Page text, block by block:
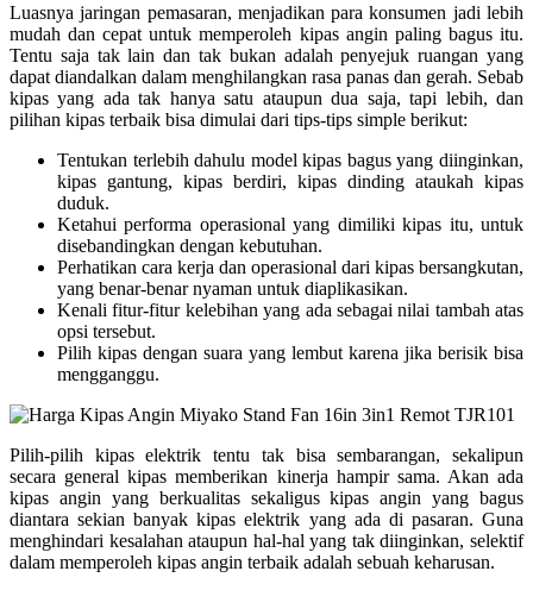
Luasnya jaringan pemasaran, menjadikan para konsumen jadi lebih
mudah dan cepat untuk memperoleh kipas angin paling bagus itu.
Tentu saja tak lain dan tak bukan adalah penyejuk ruangan yang
dapat diandalkan dalam menghilangkan rasa panas dan gerah. Sebab
kipas yang ada tak hanya satu ataupun dua saja, tapi lebih, dan
pilihan kipas terbaik bisa dimulai dari tips-tips simple berikut:
Tentukan terlebih dahulu model kipas bagus yang diinginkan,
kipas gantung, kipas berdiri, kipas dinding ataukah kipas
duduk.
Ketahui performa operasional yang dimiliki kipas itu, untuk
disebandingkan dengan kebutuhan.
Perhatikan cara kerja dan operasional dari kipas bersangkutan,
yang benar-benar nyaman untuk diaplikasikan.
Kenali fitur-fitur kelebihan yang ada sebagai nilai tambah atas
opsi tersebut.
Pilih kipas dengan suara yang lembut karena jika berisik bisa
mengganggu.
Pilih-pilih kipas elektrik tentu tak bisa sembarangan, sekalipun
secara general kipas memberikan kinerja hampir sama. Akan ada
kipas angin yang berkualitas sekaligus kipas angin yang bagus
diantara sekian banyak kipas elektrik yang ada di pasaran. Guna
menghindari kesalahan ataupun hal-hal yang tak diinginkan, selektif
dalam memperoleh kipas angin terbaik adalah sebuah keharusan.